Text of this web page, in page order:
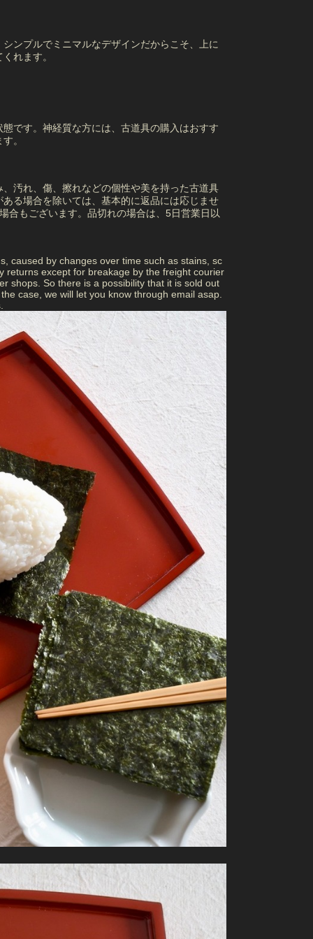
ンプルでミニマルなデザインだからこそ、上に
れます。
です。神経質な方には、古道具の購入はおすす
。
汚れ、傷、擦れなどの個性や美を持った古道具
る場合を除いては、基本的に返品には応じませ
合もございます。品切れの場合は、5日営業日以
caused by changes over time such as stains, sc
returns except for breakage by the freight courier
shops. So there is a possibility that it is sold out
case, we will let you know through email asap.